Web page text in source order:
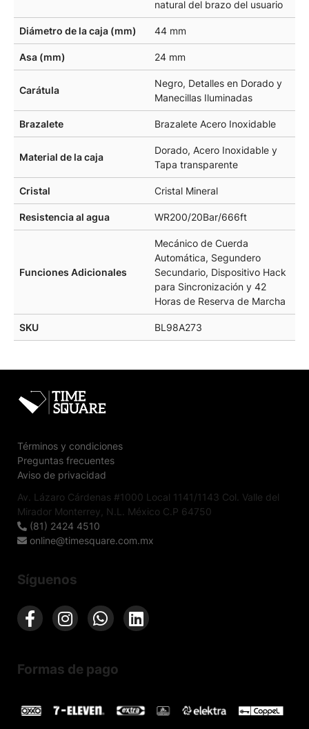
natural del brazo del usuario
Diámetro de la caja (mm) 44 mm
Asa (mm) 24 mm
Carátula
Negro, Detalles en Dorado y
Manecillas Iluminadas
Brazalete Brazalete Acero Inoxidable
Material de la caja
Dorado, Acero Inoxidable y
Tapa transparente
Cristal Cristal Mineral
Resistencia al agua WR200/20Bar/666ft
Funciones Adicionales
Mecánico de Cuerda
Automática, Segundero
Secundario, Dispositivo Hack
para Sincronización y 42
Horas de Reserva de Marcha
SKU BL98A273
Términos y condiciones
Preguntas frecuentes
Aviso de privacidad
Av. Lázaro Cárdenas #1000 Local 1141/1143 Col. Valle del
Mirador Monterrey, N.L. México C.P 64750
(81) 2424 4510
online@timesquare.com.mx
Síguenos
Formas de pago